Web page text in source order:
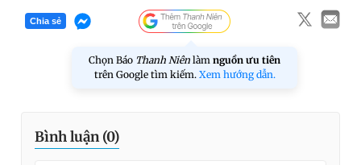
Chia sẻ
Chọn Báo Thanh Niên làm nguồn ưu tiên
trên Google tìm kiếm. Xem hướng dẫn.
Bình luận (0)